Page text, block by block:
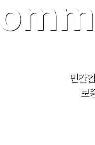
민간
보